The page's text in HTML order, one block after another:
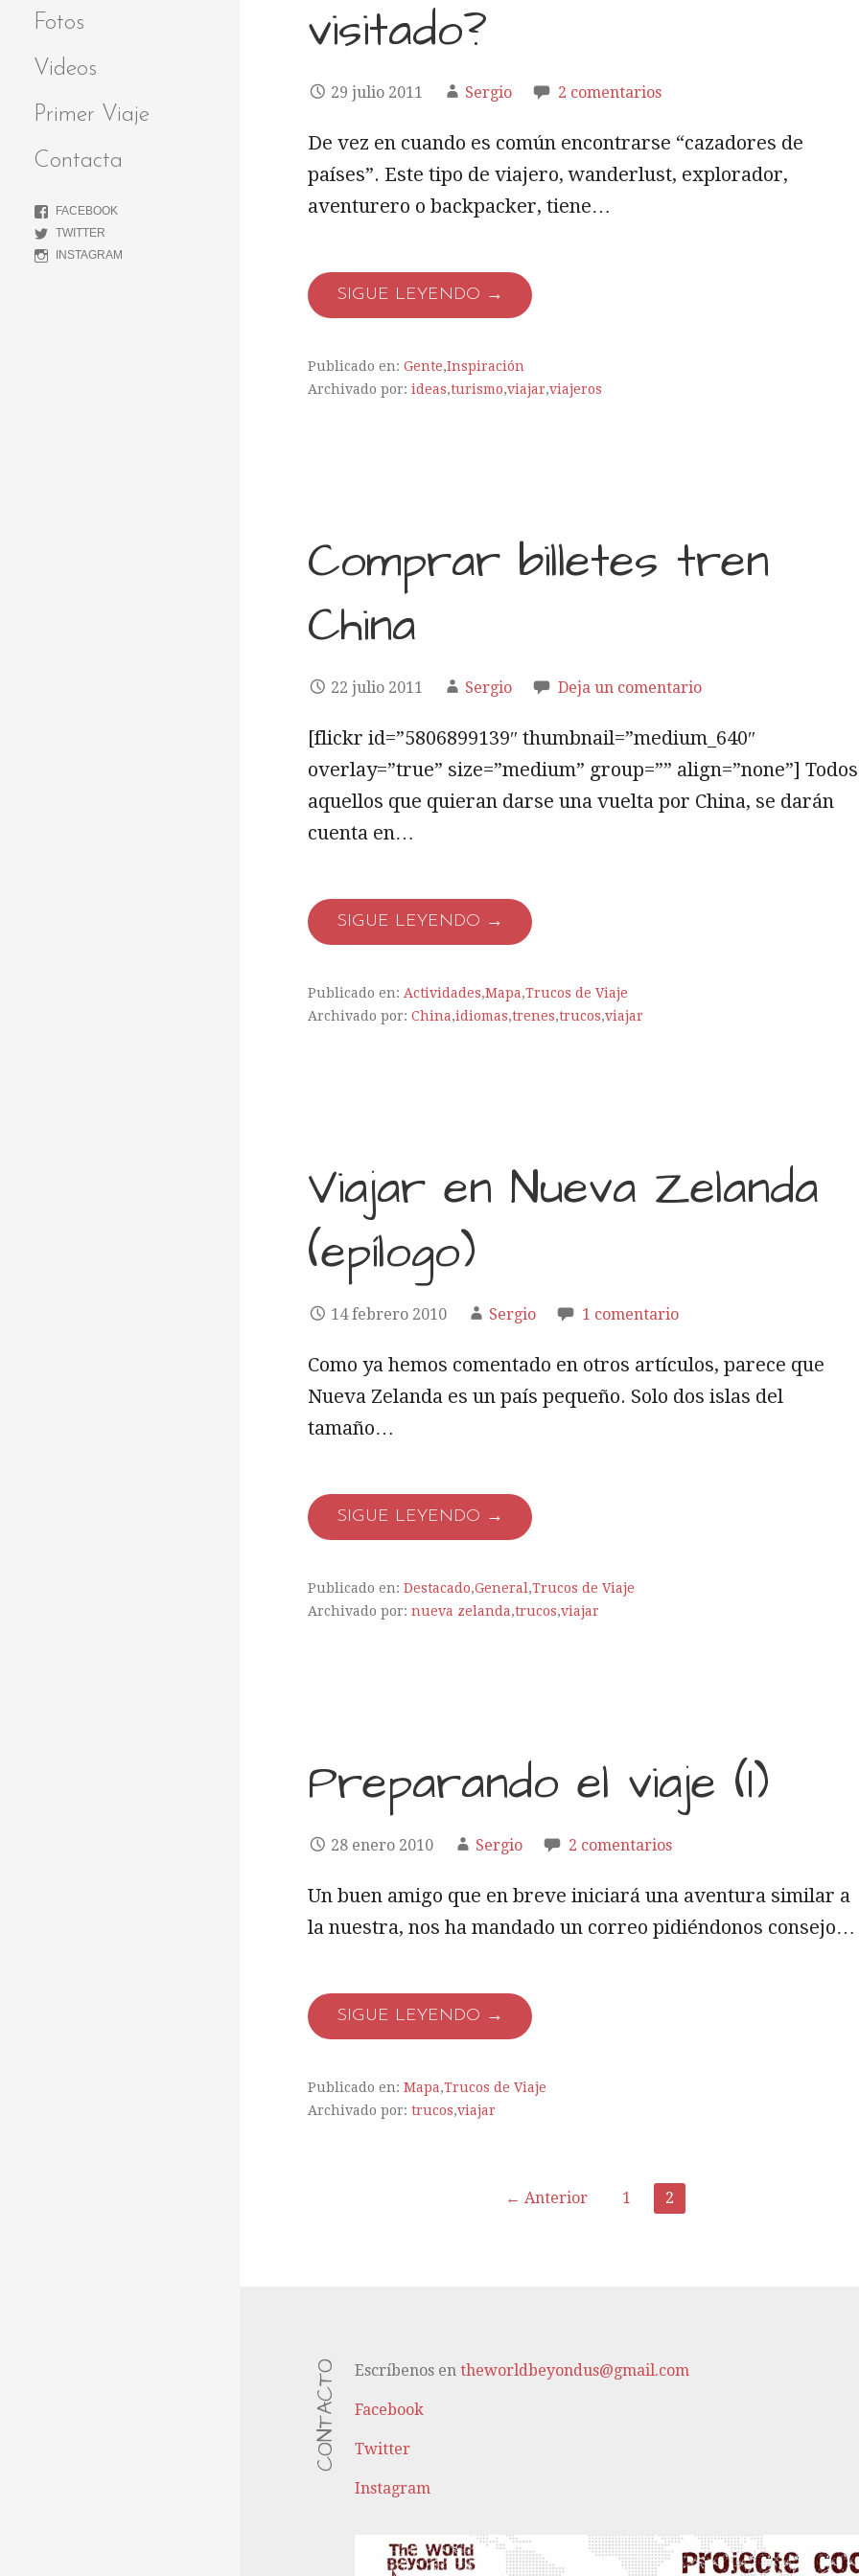
Fotos
Videos
Primer Viaje
Contacta
FACEBOOK
TWITTER
INSTAGRAM
visitado?
29 julio 2011 Sergio 2 comentarios
De vez en cuando es común encontrarse “cazadores de
países”. Este tipo de viajero, wanderlust, explorador,
aventurero o backpacker, tiene…
SIGUE LEYENDO →
Publicado en: Gente,Inspiración
Archivado por: ideas,turismo,viajar,viajeros
Comprar billetes tren
China
22 julio 2011 Sergio Deja un comentario
[flickr id=”5806899139″ thumbnail=”medium_640″
overlay=”true” size=”medium” group=”” align=”none”] Todos
aquellos que quieran darse una vuelta por China, se darán
cuenta en…
SIGUE LEYENDO →
Publicado en: Actividades,Mapa,Trucos de Viaje
Archivado por: China,idiomas,trenes,trucos,viajar
Viajar en Nueva Zelanda
(epílogo)
14 febrero 2010 Sergio 1 comentario
Como ya hemos comentado en otros artículos, parece que
Nueva Zelanda es un país pequeño. Solo dos islas del
tamaño…
SIGUE LEYENDO →
Publicado en: Destacado,General ,Trucos de Viaje
Archivado por: nueva zelanda,trucos,viajar
Preparando el viaje (I)
28 enero 2010 Sergio 2 comentarios
Un buen amigo que en breve iniciará una aventura similar a
la nuestra, nos ha mandado un correo pidiéndonos consejo…
SIGUE LEYENDO →
Publicado en: Mapa,Trucos de Viaje
Archivado por: trucos,viajar
← Anterior 1 2
CONTACTO Escríbenos entheworldbeyondus@gmail.com
Facebook
Twitter
Instagram